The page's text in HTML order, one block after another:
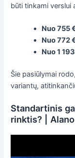
būti tinkami verslui
Nuo 755
Nuo 772
Nuo 1
Šie pasiūlymai
variantų,
Standartinis
rinktis? |